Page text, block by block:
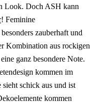
Look. Doch ASH kann
! Feminine
zauberhaft und
Kombination aus rockigen
ganz besondere Note.
kommen im
schick aus und ist
kommen